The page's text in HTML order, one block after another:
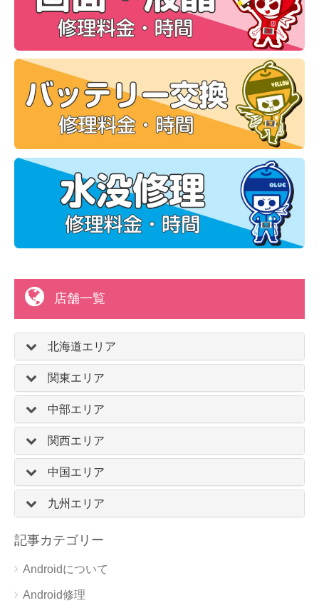
店舗一覧
北海道エリア
関東エリア
中部エリア
関西エリア
中国エリア
九州エリア
記事カテゴリー
Androidについて
Android修理